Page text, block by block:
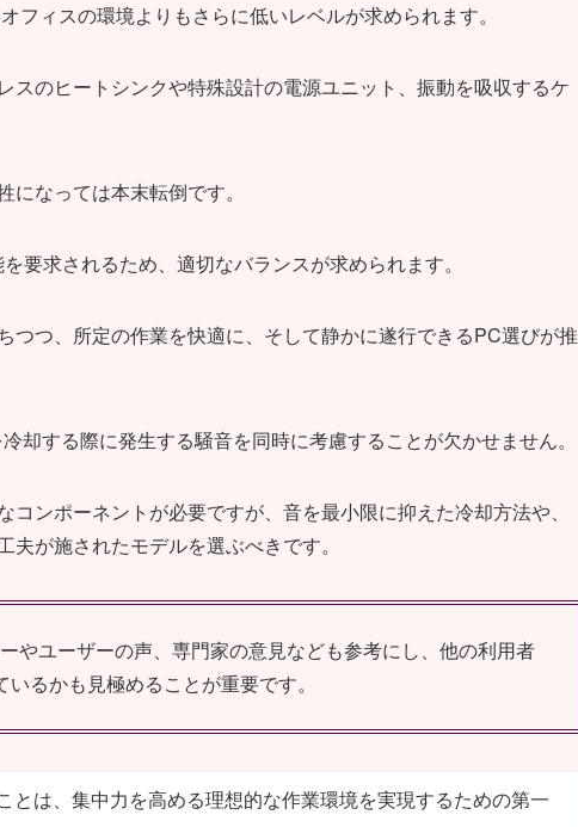
ィスの環境よりもさらに低いレベルが求められます。
のヒートシンクや特殊設計の電源ユニット、振動を吸収するケ
なっては本末転倒です。
要求されるため、適切なバランスが求められます。
つつ、所定の作業を快適に、そして静かに遂行できるPC選びが推
する際に発生する騒音を同時に考慮することが欠かせません。
ンポーネントが必要ですが、音を最小限に抑えた冷却方法や、
が施されたモデルを選ぶべきです。
やユーザーの声、専門家の意見なども参考にし、他の利用者
るかも見極めることが重要です。
は、集中力を高める理想的な作業環境を実現するための第一